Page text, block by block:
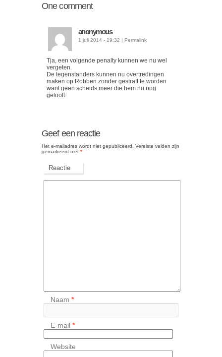
Onecomment
anonymous
1 juli 2014 - 19:32 | Permalink
Tja, een volgende penalty kunnen we nu wel
vergeten.
De tegenstanders kunnen nu overtredingen
maken op Robben zonder gestraft te worden
want geen scheids meer die hem nu nog
gelooft.
Geef een reactie
Het e-mailadres wordt niet gepubliceerd.
Vereiste velden zijn
gemarkeerd met *
Reactie
Naam*
E-mail*
Website